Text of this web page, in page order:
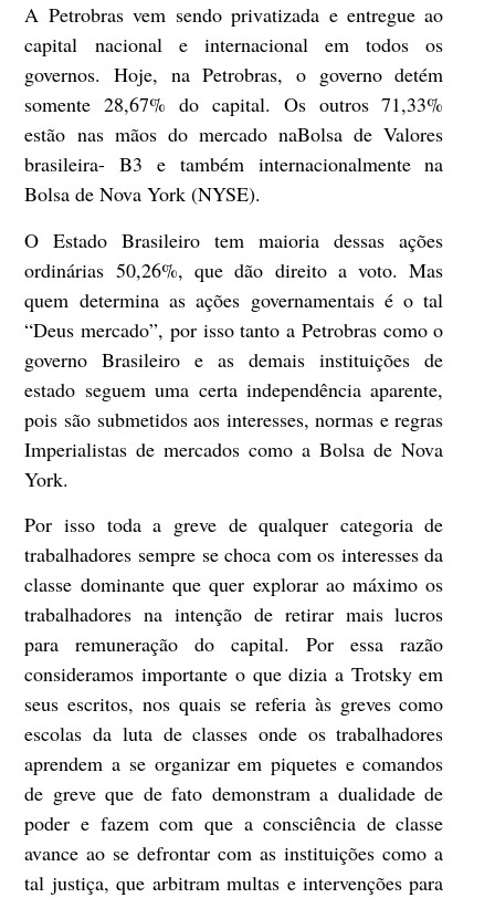
A Petrobras vem sendo privatizada e entregue ao
capital nacional e internacional em todos os
governos. Hoje, na Petrobras, o governo detém
somente 28,67% do capital. Os outros 71,33%
estão nas mãos do mercado naBolsa de Valores
brasileira- B3 e também internacionalmente na
Bolsa de Nova York (NYSE).
O Estado Brasileiro tem maioria dessas ações
ordinárias 50,26%, que dão direito a voto. Mas
quem determina as ações governamentais é o tal
“Deus mercado”, por isso tanto a Petrobras como o
governo Brasileiro e as demais instituições de
estado seguem uma certa independência aparente,
pois são submetidos aos interesses, normas e regras
Imperialistas de mercados como a Bolsa de Nova
York.
Por isso toda a greve de qualquer categoria de
trabalhadores sempre se choca com os interesses da
classe dominante que quer explorar ao máximo os
trabalhadores na intenção de retirar mais lucros
para remuneração do capital. Por essa razão
consideramos importante o que dizia a Trotsky em
seus escritos, nos quais se referia às greves como
escolas da luta de classes onde os trabalhadores
aprendem a se organizar em piquetes e comandos
de greve que de fato demonstram a dualidade de
poder e fazem com que a consciência de classe
avance ao se defrontar com as instituições como a
tal justiça, que arbitram multas e intervenções para